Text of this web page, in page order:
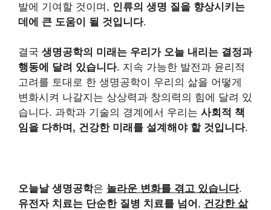
발에 기여할 것이며, 인류의 생명 질을 향상시키는
데에 큰 도움이 될 것입니다.
결국 생명공학의 미래는 우리가 오늘 내리는 결정과
행동에 달려 있습니다. 지속 가능한 발전과 윤리적
고려를 토대로 한 생명공학이 우리의 삶을 어떻게
변화시켜 나갈지는 상상력과 창의력의 힘에 달려 있
습니다. 과학과 기술의 경계에서 우리는 사회적 책
임을 다하며, 건강한 미래를 설계해야 할 것입니다.
오늘날 생명공학은 놀라운 변화를 겪고 있습니다.
유전자 치료는 단순한 질병 치료를 넘어 , 건강한 삶